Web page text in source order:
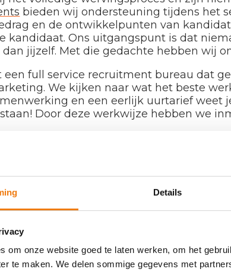
Details
om onze website goed te laten werken, om het
te maken. We delen sommige gegevens met
bieden wij ondersteuning tijdens het
en de ontwikkelpunten van
kandidaat. Ons uitgangspunt is dat
jijzelf. Met die gedachte hebben wij
full service recruitment bureau dat
We kijken naar wat het beste
en een eerlijk uurtarief weet
Door deze werkwijze hebben we
en de ideale match voor jouw
HR Groep staan voor je klaar!
als geen ander en denken